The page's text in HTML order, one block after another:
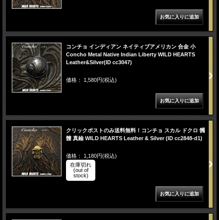
コンチョ インディアン ネイティブアメリカン 合金 小
Concho Metal Native Indian Liberty WILD HEARTS
Leather&Silver(ID cc3047)
価格： 1,580円(税込)
クリックポストのみ送料無料！コンチョ スカル ドクロ 髑
髏 真鍮 WILD HEARTS Leather & Silver (ID cc2848-d1)
価格： 1,180円(税込)
在庫切れ
(out of
stock)